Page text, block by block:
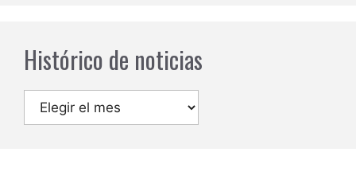
Histórico de noticias
Archivos